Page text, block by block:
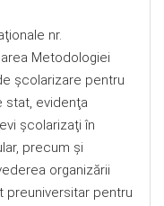
nr.
Metodologiei
şcolarizare pentru
stat, evidenţa
şcolarizaţi în
precum şi
organizării
preuniversitar pentru